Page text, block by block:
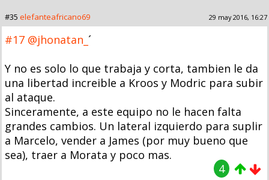
#35 elefanteafricano69 29 may 2016, 16:27
#17 @jhonatan_ ´
Y no es solo lo que trabaja y corta, tambien le da
una libertad increible a Kroos y Modric para subir
al ataque.
Sinceramente, a este equipo no le hacen falta
grandes cambios. Un lateral izquierdo para suplir
a Marcelo, vender a James (por muy bueno que
sea), traer a Morata y poco mas.
4